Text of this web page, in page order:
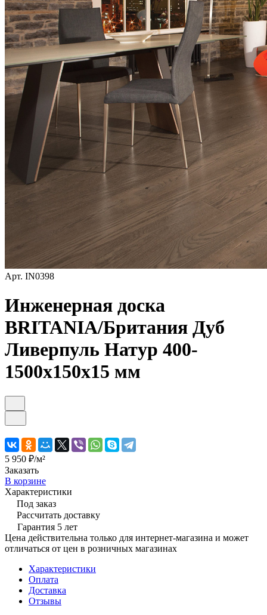
Арт. IN0398
Инженерная доска
BRITANIA/Британия Дуб
Ливерпуль Натур 400-
1500х150х15 мм
5 950 ₽/м²
Заказать
В корзине
Характеристики
Под заказ
Рассчитать доставку
Гарантия 5 лет
Цена действительна только для интернет-магазина и может
отличаться от цен в розничных магазинах
Характеристики
Оплата
Доставка
Отзывы